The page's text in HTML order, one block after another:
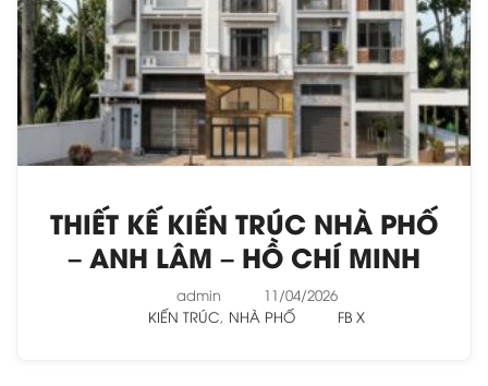
THIẾT KẾ KIẾN TRÚC NHÀ PHỐ
– ANH LÂM – HỒ CHÍ MINH
admin
11/04/2026
KIẾN TRÚC, NHÀ PHỐ FB X